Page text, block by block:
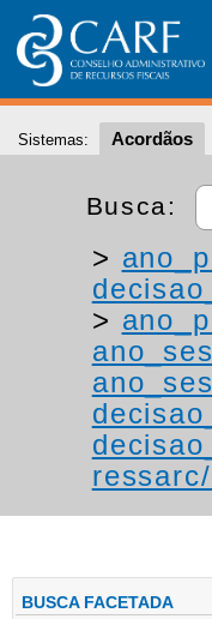
Sistemas: Acordãos
Busca:
>
>
BUSCA FACETADA